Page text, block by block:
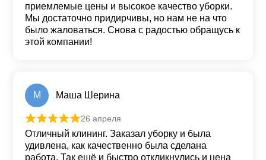
приемлемые цены и высокое качество уборки.
Мы достаточно придирчивы, но нам не на что
было жаловаться. Снова с радостью обращусь к
этой компании!
М Маша Шерина
Оценка из 5
26 апреля
Отличный клининг. Заказал уборку и была
удивлена, как качественно была сделана
работа. Так ещё и быстро откликнулись и цена